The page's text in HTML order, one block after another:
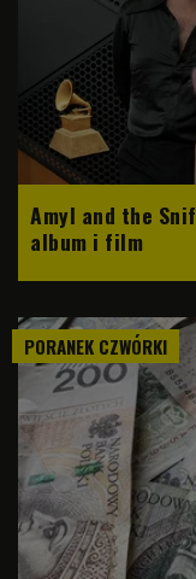
Amyl and the
album i film
PORANEK CZWÓRKI